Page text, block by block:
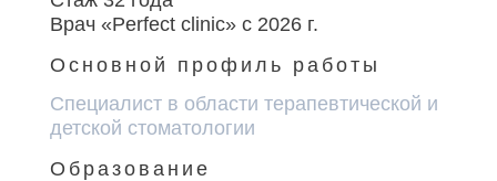
Врач «Perfect clinic» с 2026 г.
Основной профиль работы
Специалист в области терапевтической и
детской стоматологии
Образование